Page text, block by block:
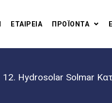
ΕΤΑΙΡΕΙΑ ΠΡΟΪΟΝΤΑ
12. Hydrosolar Solmar